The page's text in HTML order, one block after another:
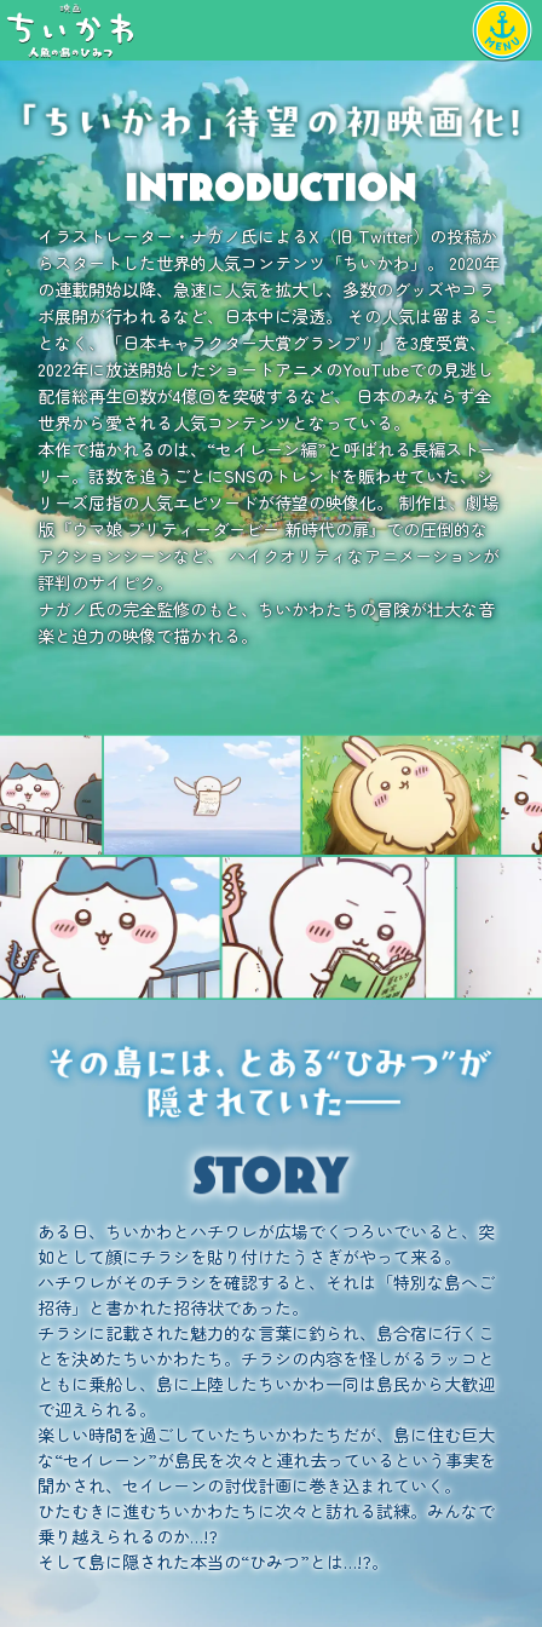
NEWS
THEATERS
MESSAGE
INTRODUCTION
STORY
CHARACTERS
OFFICIAL INTERVIEW
DOWNLOAD
MOVIE
イラストレーター・ナガノ氏によるX（旧 Twitter）の投稿か
らスタートした世界的人気コンテンツ「ちいかわ」。 2020年
の連載開始以降、急速に人気を拡大し、多数のグッズやコラ
ボ展開が行われるなど、日本中に浸透。 その人気は留まるこ
となく、「日本キャラクター大賞グランプリ」を3度受賞、
2022年に放送開始したショートアニメのYouTubeでの見逃し
配信総再生回数が4億回を突破するなど、日本のみならず全
世界から愛される人気コンテンツとなっている。
本作で描かれるのは、“セイレーン編”と呼ばれる長編ストー
リー。話数を追うごとにSNSのトレンドを賑わせていた、シ
リーズ屈指の人気エピソードが待望の映像化。制作は、劇場
版『ウマ娘 プリティーダービー 新時代の扉』での圧倒的な
アクションシーンなど、ハイクオリティなアニメーションが
評判のサイピク。
ナガノ氏の完全監修のもと、ちいかわたちの冒険が壮大な音
楽と迫力の映像で描かれる。
ある日、ちいかわとハチワレが広場でくつろいでいると、突
如として顔にチラシを貼り付けたうさぎがやって来る。
ハチワレがそのチラシを確認すると、それは「特別な島へご
招待」と書かれた招待状であった。
チラシに記載された魅力的な言葉に釣られ、島合宿に行くこ
とを決めたちいかわたち。チラシの内容を怪しがるラッコと
ともに乗船し、島に上陸したちいかわ一同は島民から大歓迎
で迎えられる。
楽しい時間を過ごしていたちいかわたちだが、島に住む巨大
な“セイレーン”が島民を次々と連れ去っているという事実を
聞かされ、セイレーンの討伐計画に巻き込まれていく。
ひたむきに進むちいかわたちに次々と訪れる試練。みんなで
乗り越えられるのか…!?
そして島に隠された本当の“ひみつ”とは…!?。